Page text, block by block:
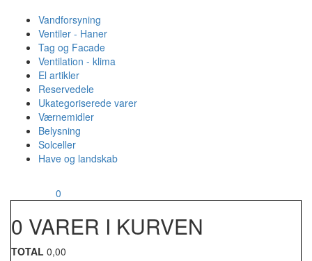
Vandforsyning
Ventiler - Haner
Tag og Facade
Ventilation - klima
El artikler
Reservedele
Ukategoriserede varer
Værnemidler
Belysning
Solceller
Have og landskab
0
0 VARER I KURVEN
TOTAL 0,00